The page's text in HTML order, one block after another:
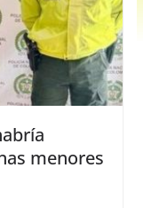
menores